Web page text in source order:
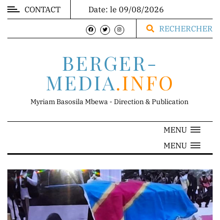
DIRECTION
Franck
Mbewa
Direction
Générale
CONTACT
Date: le 09/08/2026
RECHERCHER
BERGER-
MEDIA.INFO
Myriam Basosila Mbewa - Direction & Publication
MENU
MENU